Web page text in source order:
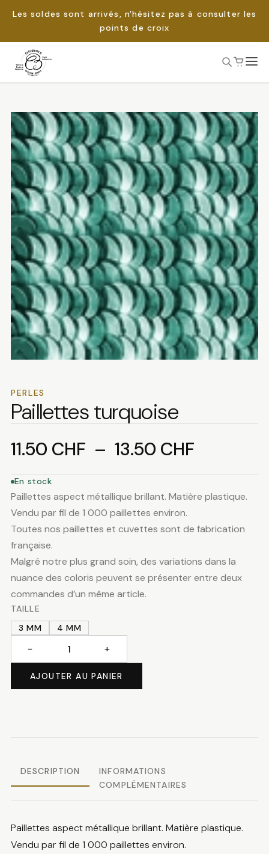
Les soldes sont arrivés, n'hésitez pas à consulter les
points de croix
Passer
PERLES
Paillettes turquoise
11.50 CHF – 13.50 CHFPlage
de
à
En stock
Paillettes aspect métallique brillant. Matière plastique.
Vendu par fil de 1 000 paillettes environ.
Toutes nos paillettes et cuvettes sont de fabrication
française.
Malgré notre plus grand soin, des variations dans la
nuance des coloris peuvent se présenter entre deux
commandes d’un même article.
TAILLE
3 MM
4 MM
Paillettes
− +
AJOUTER AU PANIER
DESCRIPTION
INFORMATIONS
COMPLÉMENTAIRES
Paillettes aspect métallique brillant. Matière plastique.
Vendu par fil de 1 000 paillettes environ.